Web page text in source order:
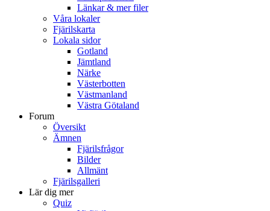
Länkar & mer filer
Våra lokaler
Fjärilskarta
Lokala sidor
Gotland
Jämtland
Närke
Västerbotten
Västmanland
Västra Götaland
Forum
Översikt
Ämnen
Fjärilsfrågor
Bilder
Allmänt
Fjärilsgalleri
Lär dig mer
Quiz